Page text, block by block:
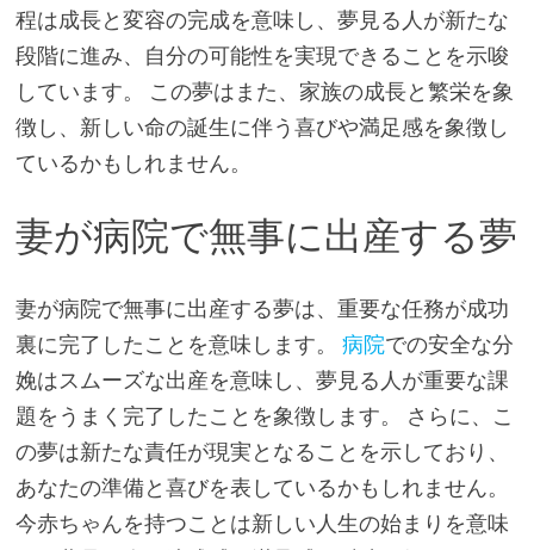
程は成長と変容の完成を意味し、夢見る人が新たな
段階に進み、自分の可能性を実現できることを示唆
しています。 この夢はまた、家族の成長と繁栄を象
徴し、新しい命の誕生に伴う喜びや満足感を象徴し
ているかもしれません。
妻が病院で無事に出産する夢
妻が病院で無事に出産する夢は、重要な任務が成功
裏に完了したことを意味します。 病院での安全な分
娩はスムーズな出産を意味し、夢見る人が重要な課
題をうまく完了したことを象徴します。 さらに、こ
の夢は新たな責任が現実となることを示しており、
あなたの準備と喜びを表しているかもしれません。
今赤ちゃんを持つことは新しい人生の始まりを意味